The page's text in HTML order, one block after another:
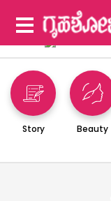
Story Beauty